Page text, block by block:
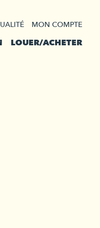
MON COMPTE
LOUER/ACHETER